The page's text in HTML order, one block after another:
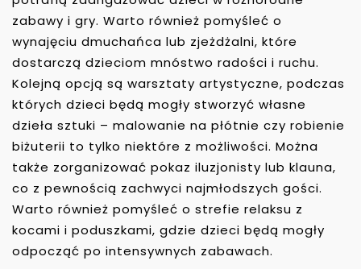
zabawy i gry. Warto również pomyśleć o
wynajęciu dmuchańca lub zjeżdżalni, które
dostarczą dzieciom mnóstwo radości i ruchu.
Kolejną opcją są warsztaty artystyczne, podczas
których dzieci będą mogły stworzyć własne
dzieła sztuki – malowanie na płótnie czy robienie
biżuterii to tylko niektóre z możliwości. Można
także zorganizować pokaz iluzjonisty lub klauna,
co z pewnością zachwyci najmłodszych gości.
Warto również pomyśleć o strefie relaksu z
kocami i poduszkami, gdzie dzieci będą mogły
odpocząć po intensywnych zabawach.